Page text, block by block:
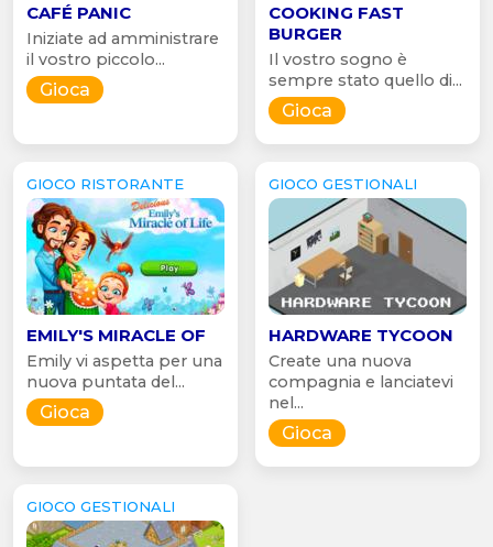
CAFÉ PANIC
Iniziate ad amministrare
il vostro piccolo...
Gioca
COOKING FAST
BURGER
Il vostro sogno è
sempre stato quello di...
Gioca
GIOCO RISTORANTE
EMILY'S MIRACLE OF
Emily vi aspetta per una
nuova puntata del...
Gioca
GIOCO GESTIONALI
HARDWARE TYCOON
Create una nuova
compagnia e lanciatevi
nel...
Gioca
GIOCO GESTIONALI